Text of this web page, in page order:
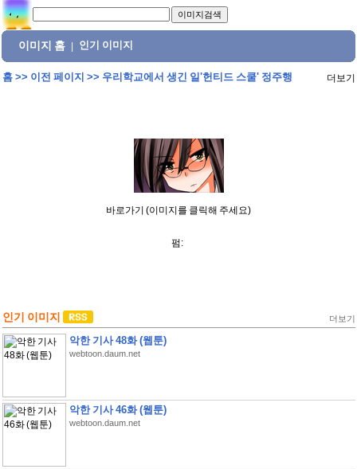
이미지 홈 인기 이미지
홈>> 이전 페이지 >> 우리학교에서 생긴 일'헌티드 스쿨' 정주행 더보기
바로가기 (이미지를 클릭해 주세요)
펌:
인기 이미지 더보기
악한 기사 48화 (웹툰)
webtoon.daum.net
악한 기사 46화 (웹툰)
webtoon.daum.net